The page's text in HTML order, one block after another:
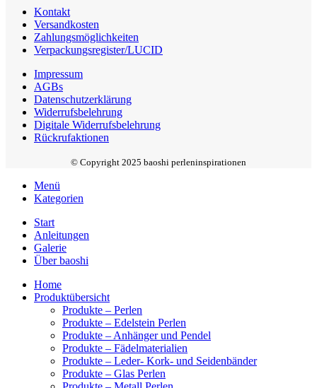
Kontakt
Versandkosten
Zahlungsmöglichkeiten
Verpackungsregister/LUCID
Impressum
AGBs
Datenschutzerklärung
Widerrufsbelehrung
Digitale Widerrufsbelehrung
Rückrufaktionen
© Copyright 2025 baoshi perleninspirationen
Menü
Kategorien
Start
Anleitungen
Galerie
Über baoshi
Home
Produktübersicht
Produkte – Perlen
Produkte – Edelstein Perlen
Produkte – Anhänger und Pendel
Produkte – Fädelmaterialien
Produkte – Leder- Kork- und Seidenbänder
Produkte – Glas Perlen